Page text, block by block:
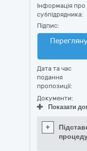
Інформація про
субпідрядника:
Підпис:
Дата та час
подання
пропозиції:
Документи:
Показати
+